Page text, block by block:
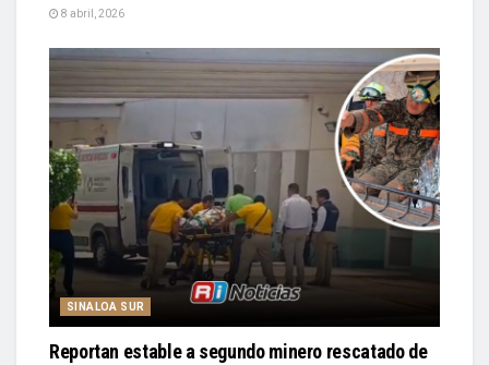
8 abril, 2026
SINALOA SUR
Reportan estable a segundo minero rescatado de